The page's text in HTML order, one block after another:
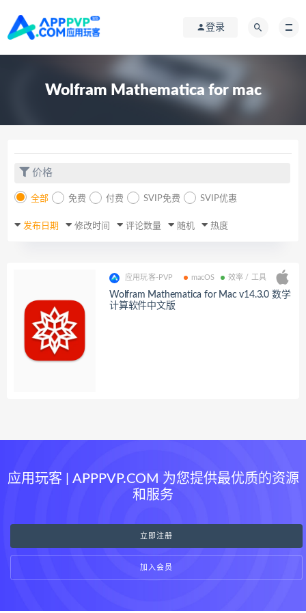
登录
Wolfram Mathematica for mac
价格
全部 免费 付费 SVIP免费 SVIP优惠
发布日期 修改时间 评论数量 随机 热度
应用玩客-PVP macOS 效率 / 工具
Wolfram Mathematica for Mac v14.3.0 数学
计算软件中文版
应用玩客 | APPPVP.COM 为您提供最优质的资源
和服务
立即注册
加入会员